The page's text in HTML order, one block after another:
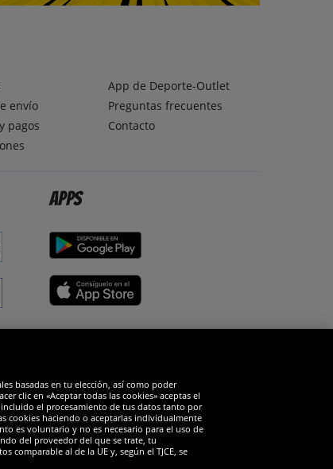
envío
pagos
App de Deporte-Outlet
Preguntas frecuentes
Contacto
Apps
basadas en tu elección, así como poder
clic en «Aceptar todas las cookies» aceptas el
el procesamiento de tus datos tanto por
cookies haciendo o aceptarlas individualmente
es voluntario y no es necesario para el uso de
del proveedor del que se trate, tu
al de la UE y, según el TJCE, se